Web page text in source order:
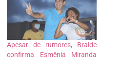
Apesar de rumores, Braide
confirma Esmênia Miranda